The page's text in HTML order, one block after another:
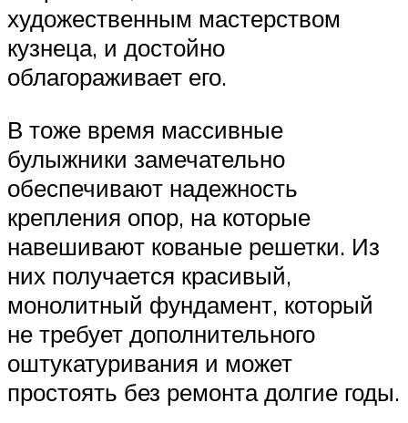
художественным мастерством
кузнеца, и достойно
облагораживает его.
В тоже время массивные
булыжники замечательно
обеспечивают надежность
крепления опор, на которые
навешивают кованые решетки. Из
них получается красивый,
монолитный фундамент, который
не требует дополнительного
оштукатуривания и может
простоять без ремонта долгие годы.